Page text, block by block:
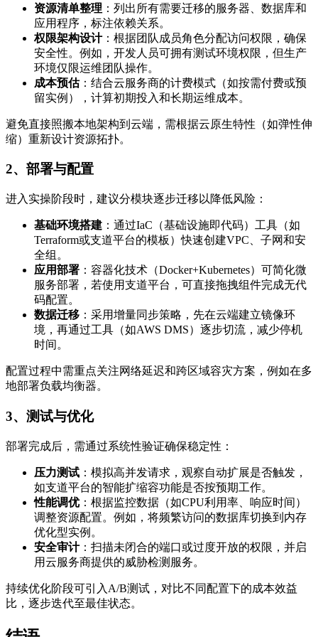
资源清单整理 ：列出所有需要迁移的服务器、数据库和
应用程序，标注依赖关系。
权限架构设计：根据团队成员角色分配访问权限，确保
安全性。例如，开发人员可拥有测试环境权限，但生产
环境仅限运维团队操作。
成本预估：结合云服务商的计费模式（如按需付费或预
留实例），计算初期投入和长期运维成本。
避免直接照搬本地架构到云端，需根据云原生特性（如弹性伸
缩）重新设计资源拓扑。
2、部署与配置
进入实操阶段时，建议分模块逐步迁移以降低风险：
基础环境搭建 ：通过IaC（基础设施即代码）工具（如
Terraform或支道平台的模板）快速创建VPC、子网和安
全组。
应用部署 ：容器化技术（Docker+Kubernetes）可简化微
服务部署，若使用支道平台，可直接拖拽组件完成无代
码配置。
数据迁移 ：采用增量同步策略，先在云端建立镜像环
境，再通过工具（如AWS DMS）逐步切流，减少停机
时间。
配置过程中需重点关注网络延迟和跨区域容灾方案，例如在多
地部署负载均衡器。
3、测试与优化
部署完成后，需通过系统性验证确保稳定性：
压力测试 ：模拟高并发请求，观察自动扩展是否触发，
如支道平台的智能扩缩容功能是否按预期工作。
性能调优：根据监控数据（如CPU利用率、响应时间）
调整资源配置。例如，将频繁访问的数据库切换到内存
优化型实例。
安全审计：扫描未闭合的端口或过度开放的权限，并启
用云服务商提供的威胁检测服务。
持续优化阶段可引入A/B测试，对比不同配置下的成本效益
比，逐步迭代至最佳状态。